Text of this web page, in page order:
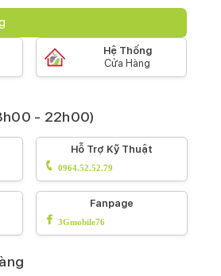
đa:
pin nhanhSạc ngược qua
dây MagSafeSạc không dây
cao:
mặt Face ID
biệt:
AtmosXoá vật thể AIViết
Hệ Thống
Cửa Hàng
- 22h00)
Hỗ Trợ Kỹ Thuật
0964.52.52.79
Fanpage
3Gmobile76